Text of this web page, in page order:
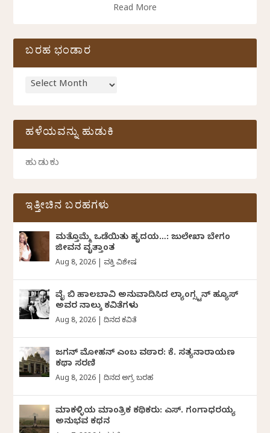
Read More
ಬರಹ ಭಂಡಾರ
ಹಳೆಯವನ್ನು ಹುಡುಕಿ
ಇತ್ತೀಚಿನ ಬರಹಗಳು
ಮತ್ತೊಮ್ಮೆ ಒಡೆಯಿತು ಹೃದಯ…: ಜುಲೇಖಾ ಬೇಗಂ
ಜೀವನ ವೃತ್ತಾಂತ
Aug 8, 2026 ವ್ಯಕ್ತಿ ವಿಶೇಷ
ವೈ ಬಿ ಹಾಲಬಾವಿ ಅನುವಾದಿಸಿದ ಲ್ಯಾಂಗ್ಸ್ಟನ್ ಹ್ಯೂಸ್
ಅವರ ನಾಲ್ಕು ಕವಿತೆಗಳು
Aug 8, 2026 |ದಿನದ ಕವಿತೆ
ಜಗನ್‌ ಮೋಹನ್‌ ಎಂಬ ವಠಾರ: ಕೆ. ಸತ್ಯನಾರಾಯಣ
ಕಥಾ ಸರಣಿ
Aug 8, 2026 |ದಿನದ ಅಗ್ರ ಬರಹ
ಮಾಕಳ್ಳಿಯ ಮಾಂತ್ರಿಕ ಕಥಿಕರು: ಎಸ್. ಗಂಗಾಧರಯ್ಯ
ಅನುಭವ ಕಥನ